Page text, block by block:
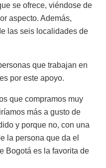
se ofrece, viéndose de
aspecto. Además,
las seis localidades de
que trabajan en
por este apoyo.
que compramos muy
más a gusto de
y porque no, con una
la persona que da el
Bogotá es la favorita de